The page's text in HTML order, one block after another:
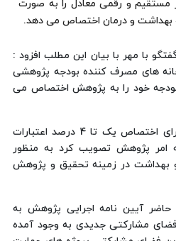
مستقیم و رقمی معادل را به صورت
و درمان اختصاص می دهد.
با مهر با بیان این مطلب افزود :
های مصرف کننده بودجه پژوهشی
خود را به پژوهش اختصاص می
وی اضافه کرد : آنچه دولت برای اختصاص یک تا 4 درصد اعتبارات
امر پژوهش تصویب کرد به منظور
بهداشت در زمینه تحقیق و پژوهش
آیین نامه اجرایی پژوهش به
مشارکتی جدیدی به وجود آمده